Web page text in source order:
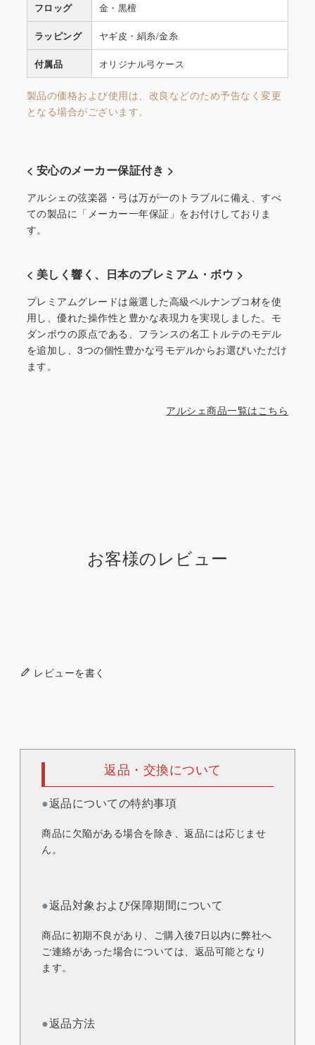
フロッグ 金・黒檀
ラッピング ヤギ皮・絹糸/金糸
付属品 オリジナル弓ケース
製品の価格および使用は、改良などのため予告なく変更
となる場合がございます。
< 安心のメーカー保証付き >
アルシェの弦楽器・弓は万が一のトラブルに備え、すべ
ての製品に「メーカー一年保証」をお付けしておりま
す。
< 美しく響く、日本のプレミアム・ボウ >
プレミアムグレードは厳選した高級ペルナンブコ材を使
用し、優れた操作性と豊かな表現力を実現しました。モ
ダンボウの原点である、フランスの名工トルテのモデル
を追加し、3つの個性豊かな弓モデルからお選びいただけ
ます。
アルシェ商品一覧はこちら
お客様のレビュー
レビューを書く
返品・交換について
●返品についての特約事項
商品に欠陥がある場合を除き、返品には応じませ
ん。
●返品対象および保障期間について
商品に初期不良があり、ご購入後7日以内に弊社へ
ご連絡があった場合については、返品可能となり
ます。
●返品方法